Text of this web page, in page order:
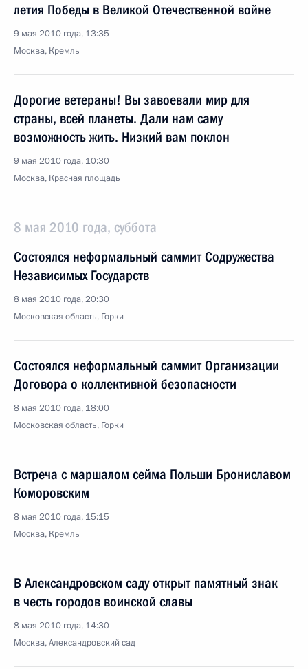
летия Победы в Великой Отечественной войне
9 мая 2010 года, 13:35
Москва, Кремль
Дорогие ветераны! Вы завоевали мир для
страны, всей планеты. Дали нам саму
возможность жить. Низкий вам поклон
9 мая 2010 года, 10:30
Москва, Красная площадь
8 мая 2010 года, суббота
Состоялся неформальный саммит Содружества
Независимых Государств
8 мая 2010 года, 20:30
Московская область, Горки
Состоялся неформальный саммит Организации
Договора о коллективной безопасности
8 мая 2010 года, 18:00
Московская область, Горки
Встреча с маршалом сейма Польши Брониславом
Коморовским
8 мая 2010 года, 15:15
Москва, Кремль
В Александровском саду открыт памятный знак
в честь городов воинской славы
8 мая 2010 года, 14:30
Москва, Александровский сад